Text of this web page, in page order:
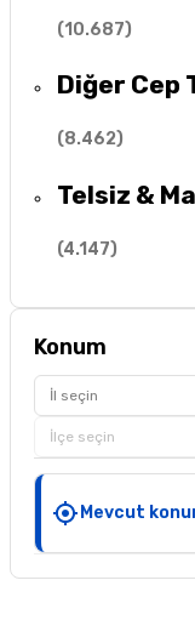
(10.687)
Diğer Cep
(8.462)
Telsiz &
(4.147)
Konum
İl seçin
İlçe seçin
Mevcut